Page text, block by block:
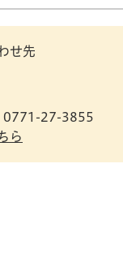
せ先
0771-27-3855
ら